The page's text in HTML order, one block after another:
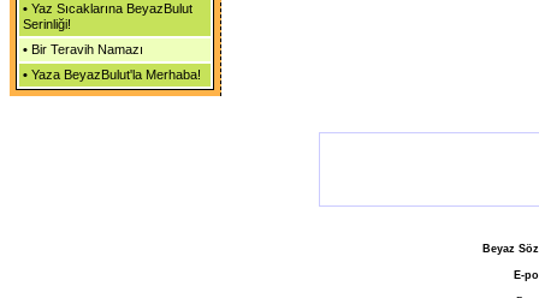
• Yaz Sıcaklarına BeyazBulut
Serinliği!
• Bir Teravih Namazı
• Yaza BeyazBulut'la Merhaba!
Beyaz
E-